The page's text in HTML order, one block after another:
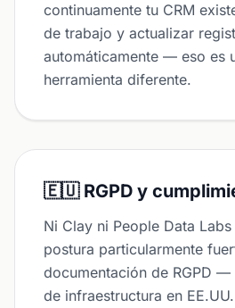
continuamente tu CRM
de trabajo y actualizar
automáticamente — eso es
herramienta diferente.
🇪🇺 RGPD y
Ni Clay ni People Data Labs
postura particularmente
documentación de RGPD
de infraestructura en